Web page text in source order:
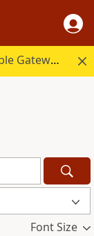
Plus.
Font Size